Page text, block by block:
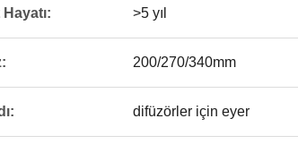
>5 yıl
200/270/340mm
difüzörler için eyer